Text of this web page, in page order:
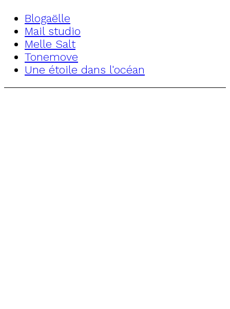
Blogaëlle
Mail studio
Melle Salt
Tonemove
Une étoile dans l'océan